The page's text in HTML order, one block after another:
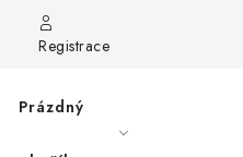
Registrace
Prázdný